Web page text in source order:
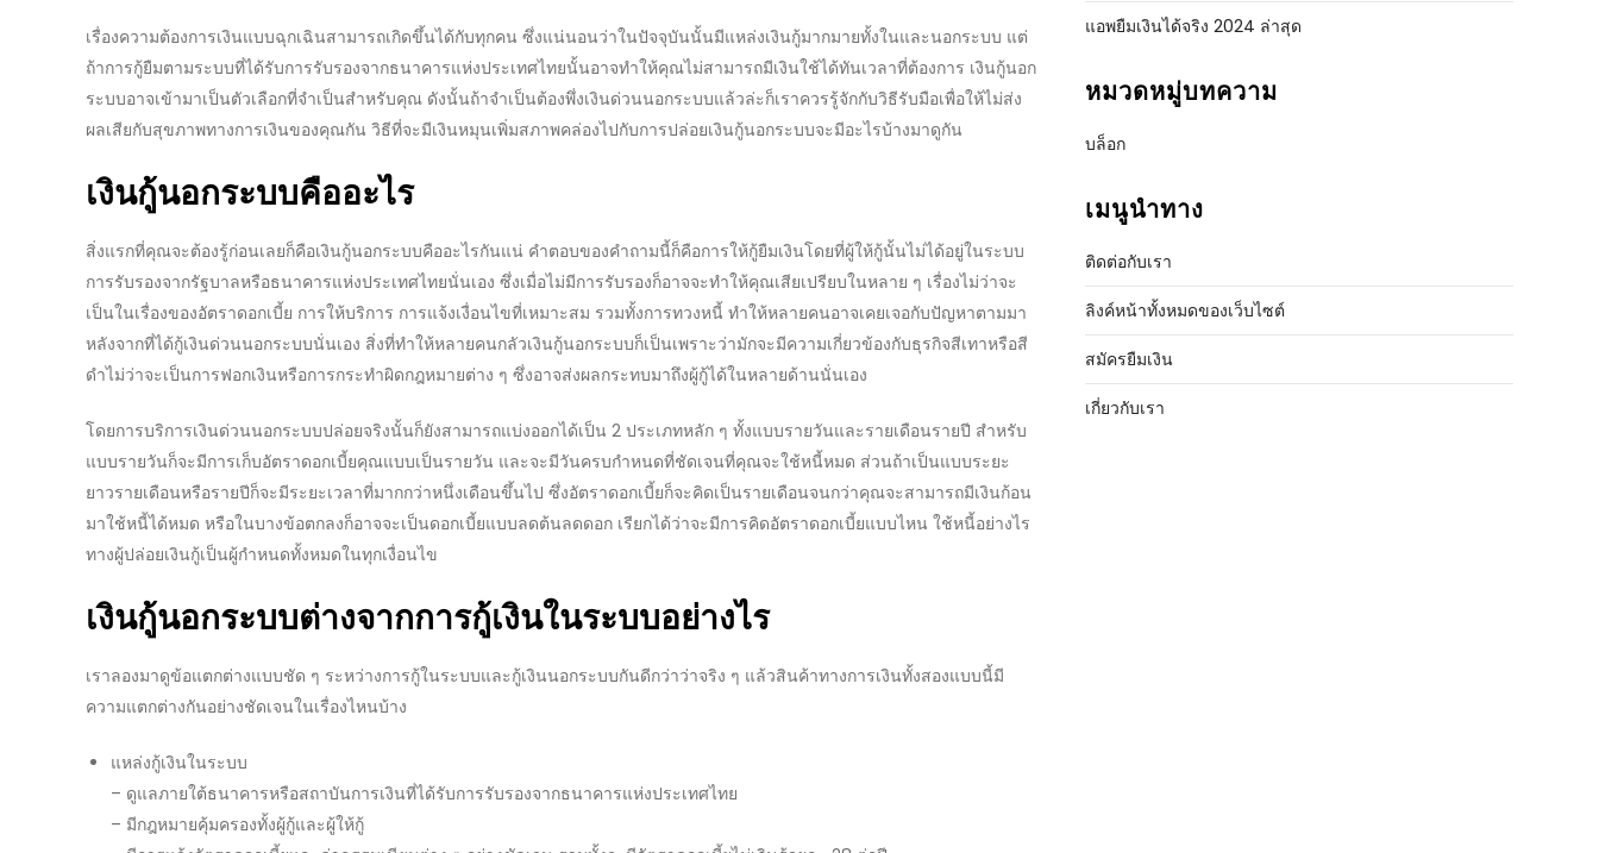
เรื่องความต้องการเงินแบบฉุกเฉินสามารถเกิดขึ้นได้กับทุกคน ซึ่งแน่นอนว่าในปัจจุบันนั้นมีแหล่งเงินกู้มากมายทั้งในและนอกระบบ แต่
ถ้าการกู้ยืมตามระบบที่ได้รับการรับรองจากธนาคารแห่งประเทศไทยนั้นอาจทำให้คุณไม่สามารถมีเงินใช้ได้ทันเวลาที่ต้องการ เงินกู้นอก
ระบบอาจเข้ามาเป็นตัวเลือกที่จำเป็นสำหรับคุณ ดังนั้นถ้าจำเป็นต้องพึ่งเงินด่วนนอกระบบแล้วล่ะก็เราควรรู้จักกับวิธีรับมือเพื่อให้ไม่ส่ง
ผลเสียกับสุขภาพทางการเงินของคุณกัน วิธีที่จะมีเงินหมุนเพิ่มสภาพคล่องไปกับการปล่อยเงินกู้นอกระบบจะมีอะไรบ้างมาดูกัน
เงินกู้นอกระบบคืออะไร
สิ่งแรกที่คุณจะต้องรู้ก่อนเลยก็คือเงินกู้นอกระบบคืออะไรกันแน่ คำตอบของคำถามนี้ก็คือการให้กู้ยืมเงินโดยที่ผู้ให้กู้นั้นไม่ได้อยู่ในระบบ
การรับรองจากรัฐบาลหรือธนาคารแห่งประเทศไทยนั่นเอง ซึ่งเมื่อไม่มีการรับรองก็อาจจะทำให้คุณเสียเปรียบในหลาย ๆ เรื่องไม่ว่าจะ
เป็นในเรื่องของอัตราดอกเบี้ย การให้บริการ การแจ้งเงื่อนไขที่เหมาะสม รวมทั้งการทวงหนี้ ทำให้หลายคนอาจเคยเจอกับปัญหาตามมา
หลังจากที่ได้กู้เงินด่วนนอกระบบนั่นเอง สิ่งที่ทำให้หลายคนกลัวเงินกู้นอกระบบก็เป็นเพราะว่ามักจะมีความเกี่ยวข้องกับธุรกิจสีเทาหรือสี
ดำไม่ว่าจะเป็นการฟอกเงินหรือการกระทำผิดกฎหมายต่าง ๆ ซึ่งอาจส่งผลกระทบมาถึงผู้กู้ได้ในหลายด้านนั่นเอง
โดยการบริการเงินด่วนนอกระบบปล่อยจริงนั้นก็ยังสามารถแบ่งออกได้เป็น 2 ประเภทหลัก ๆ ทั้งแบบรายวันและรายเดือนรายปี สำหรับ
แบบรายวันก็จะมีการเก็บอัตราดอกเบี้ยคุณแบบเป็นรายวัน และจะมีวันครบกำหนดที่ชัดเจนที่คุณจะใช้หนี้หมด ส่วนถ้าเป็นแบบระยะ
ยาวรายเดือนหรือรายปีก็จะมีระยะเวลาที่มากกว่าหนึ่งเดือนขึ้นไป ซึ่งอัตราดอกเบี้ยก็จะคิดเป็นรายเดือนจนกว่าคุณจะสามารถมีเงินก้อน
มาใช้หนี้ได้หมด หรือในบางข้อตกลงก็อาจจะเป็นดอกเบี้ยแบบลดต้นลดดอก เรียกได้ว่าจะมีการคิดอัตราดอกเบี้ยแบบไหน ใช้หนี้อย่างไร
ทางผู้ปล่อยเงินกู้เป็นผู้กำหนดทั้งหมดในทุกเงื่อนไข
เงินกู้นอกระบบต่างจากการกู้เงินในระบบอย่างไร
เราลองมาดูข้อแตกต่างแบบชัด ๆ ระหว่างการกู้ในระบบและกู้เงินนอกระบบกันดีกว่าว่าจริง ๆ แล้วสินค้าทางการเงินทั้งสองแบบนี้มี
ความแตกต่างกันอย่างชัดเจนในเรื่องไหนบ้าง
แหล่งกู้เงินในระบบ
– ดูแลภายใต้ธนาคารหรือสถาบันการเงินที่ได้รับการรับรองจากธนาคารแห่งประเทศไทย
– มีกฎหมายคุ้มครองทั้งผู้กู้และผู้ให้กู้
แอพยืมเงินได้จริง 2024 ล่าสุด
หมวดหมู่บทความ
บล็อก
เมนูนำทาง
ติดต่อกับเรา
ลิงค์หน้าทั้งหมดของเว็บไซต์
สมัครยืมเงิน
เกี่ยวกับเรา